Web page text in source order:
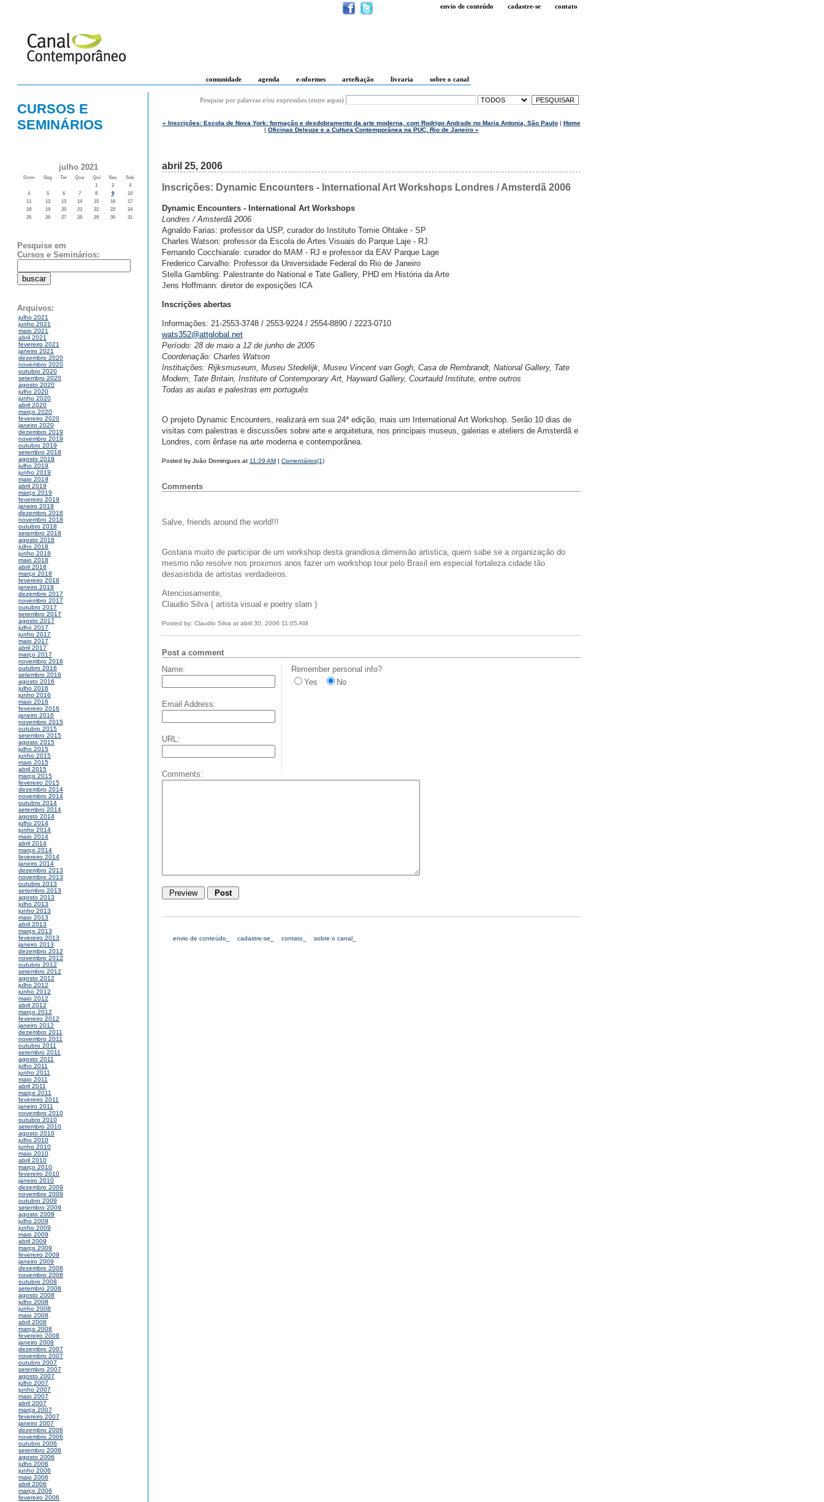
envio de conteúdo cadastre-se contato
comunidade agenda e-nformes arte&ação livraria sobre o canal
CURSOS E
SEMINÁRIOS
julho 2021
Dom Seg Ter Qua Qui Sex
Sab
1
2
3
4
5 6 7 8 9
10
11
12 13 14 15 16
17
18
19 20 21 22 23
24
25
26 27 28 29 30 31
Pesquise em
Cursos e Seminários:
Arquivos:
julho 2021
junho 2021
maio 2021
abril 2021
fevereiro 2021
janeiro 2021
dezembro 2020
novembro 2020
outubro 2020
setembro 2020
agosto 2020
julho 2020
junho 2020
abril 2020
março 2020
fevereiro 2020
janeiro 2020
dezembro 2019
novembro 2019
outubro 2019
setembro 2019
agosto 2019
julho 2019
junho 2019
maio 2019
abril 2019
março 2019
fevereiro 2019
janeiro 2019
dezembro 2018
novembro 2018
outubro 2018
setembro 2018
agosto 2018
julho 2018
junho 2018
maio 2018
abril 2018
março 2018
fevereiro 2018
janeiro 2018
dezembro 2017
novembro 2017
outubro 2017
setembro 2017
agosto 2017
julho 2017
junho 2017
maio 2017
abril 2017
março 2017
novembro 2016
outubro 2016
setembro 2016
agosto 2016
julho 2016
junho 2016
maio 2016
fevereiro 2016
janeiro 2016
novembro 2015
outubro 2015
setembro 2015
agosto 2015
julho 2015
junho 2015
maio 2015
abril 2015
março 2015
fevereiro 2015
dezembro 2014
novembro 2014
outubro 2014
setembro 2014
agosto 2014
julho 2014
junho 2014
maio 2014
abril 2014
março 2014
fevereiro 2014
janeiro 2014
dezembro 2013
novembro 2013
outubro 2013
setembro 2013
agosto 2013
julho 2013
junho 2013
maio 2013
abril 2013
março 2013
fevereiro 2013
janeiro 2013
dezembro 2012
novembro 2012
outubro 2012
setembro 2012
agosto 2012
julho 2012
junho 2012
maio 2012
abril 2012
março 2012
fevereiro 2012
janeiro 2012
dezembro 2011
novembro 2011
outubro 2011
setembro 2011
agosto 2011
julho 2011
junho 2011
maio 2011
abril 2011
março 2011
fevereiro 2011
janeiro 2011
novembro 2010
outubro 2010
setembro 2010
agosto 2010
julho 2010
junho 2010
maio 2010
abril 2010
março 2010
fevereiro 2010
janeiro 2010
dezembro 2009
novembro 2009
outubro 2009
setembro 2009
agosto 2009
julho 2009
junho 2009
maio 2009
abril 2009
março 2009
fevereiro 2009
janeiro 2009
dezembro 2008
novembro 2008
outubro 2008
setembro 2008
agosto 2008
julho 2008
junho 2008
maio 2008
abril 2008
março 2008
fevereiro 2008
janeiro 2008
dezembro 2007
novembro 2007
outubro 2007
setembro 2007
agosto 2007
julho 2007
junho 2007
maio 2007
abril 2007
março 2007
fevereiro 2007
janeiro 2007
dezembro 2006
novembro 2006
outubro 2006
setembro 2006
agosto 2006
julho 2006
junho 2006
maio 2006
abril 2006
março 2006
fevereiro 2006
Pesquise por palavras e/ou expressões (entre aspas)
« Inscrições: Escola de Nova York: formação e desdobramento da arte moderna, com Rodrigo Andrade no Maria Antonia, São Paulo| Home
| Oficinas Deleuze e a Cultura Contemporânea na PUC, Rio de Janeiro »
abril 25, 2006
Inscrições: Dynamic Encounters - International Art Workshops Londres / Amsterdã 2006
Dynamic Encounters - International Art Workshops
Londres / Amsterdã 2006
Agnaldo Farias: professor da USP, curador do Instituto Tomie Ohtake - SP
Charles Watson: professor da Escola de Artes Visuais do Parque Laje - RJ
Fernando Cocchiarale: curador do MAM - RJ e professor da EAV Parque Lage
Frederico Carvalho: Professor da Universidade Federal do Rio de Janeiro
Stella Gambling: Palestrante do National e Tate Gallery, PHD em História da Arte
Jens Hoffmann: diretor de exposições ICA
Inscrições abertas
Informações: 21-2553-3748 / 2553-9224 / 2554-8890 / 2223-0710
wats352@attglobal.net
Período: 28 de maio a 12 de junho de 2005
Coordenação: Charles Watson
Instituições: Rijksmuseum, Museu Stedelijk, Museu Vincent van Gogh, Casa de Rembrandt, National Gallery, Tate
Modern, Tate Britain, Institute of Contemporary Art, Hayward Gallery, Courtauld Institute, entre outros
Todas as aulas e palestras em português
O projeto Dynamic Encounters, realizará em sua 24ª edição, mais um International Art Workshop. Serão 10 dias de
visitas com palestras e discussões sobre arte e arquitetura, nos principais museus, galerias e ateliers de Amsterdã e
Londres, com ênfase na arte moderna e contemporânea.
Posted by João Domingues at 11:29 AM | Comentários(1)
Comments
Salve, friends around the world!!!
Gostaria muito de participar de um workshop desta grandiosa dimensão artistica, quem sabe se a organização do
mesmo não resolve nos proximos anos fazer um workshop tour pelo Brasil em especial fortaleza cidade tão
desasistida de artistas verdadeiros.
Atenciosamente,
Claudio Silva ( artista visual e poetry slam )
Posted by: Claudio Silva at abril 30, 2006 11:05 AM
Post a comment
Name:
Email Address:
URL:
Remember personal info?
Yes
No
Comments:
envio de conteúdo_ cadastre-se_ contato_ sobre o canal_